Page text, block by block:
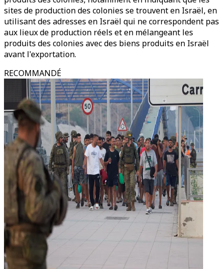
sites de production des colonies se trouvent en Israël, en
utilisant des adresses en Israël qui ne correspondent pas
aux lieux de production réels et en mélangeant les
produits des colonies avec des biens produits en Israël
avant l'exportation.
RECOMMANDÉ